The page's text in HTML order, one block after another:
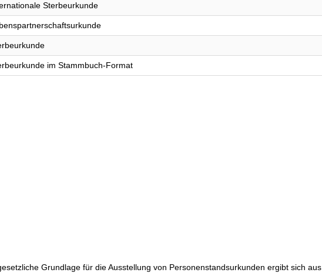
Sterbeurkunde
im Stammbuch-Format
Grundlage für die Ausstellung von Personenstandsurkunden ergibt sich aus